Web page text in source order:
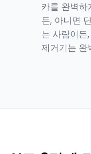
카를 완벽하
든, 아니면
는 사람이든
제거기는 완